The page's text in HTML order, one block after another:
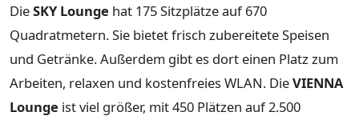
DieSKY Lounge hat 175 Sitzplätze auf 670
Quadratmetern. Sie bietet frisch zubereitete Speisen
und Getränke. Außerdem gibt es dort einen Platz zum
Arbeiten, relaxen und kostenfreies WLAN. DieVIENNA
Lounge ist viel größer, mit 450 Plätzen auf 2.500